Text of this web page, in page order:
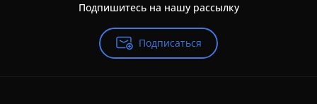
Подпишитесь на нашу рассылку
Подписаться